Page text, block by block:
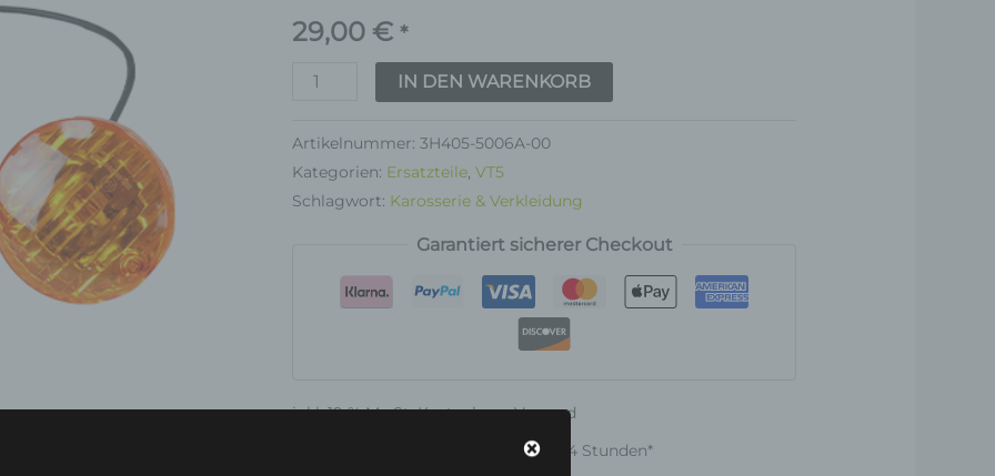
29,00 € *
IN DEN WARENKORB
Artikelnummer:3H405-5006A-00
Kategorien: Ersatzteile,VT5
Schlagwort: Karosserie & Verkleidung
Garantiert sicherer Checkout
inkl. 19 % MwSt. Kostenloser Versand
Versandfertig innerhalb 24 Stunden*